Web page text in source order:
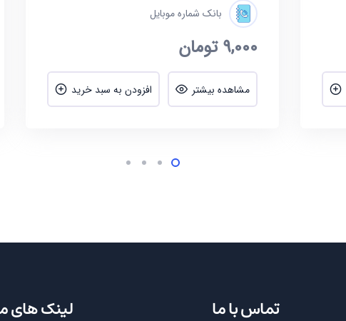
بانک شماره موبایل
9,000تومان
مشاهده بیشتر افزودن به سبد خرید
تماس با ما لینک های